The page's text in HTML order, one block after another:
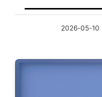
2026-05-10